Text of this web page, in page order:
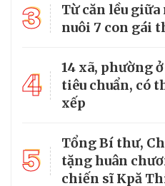
3
Từ căn lều
nuôi 7 con gái
4
14 xã, phường
tiêu chuẩn, có
xếp
5
Tổng Bí thư,
tặng huân
chiến sĩ Kpă